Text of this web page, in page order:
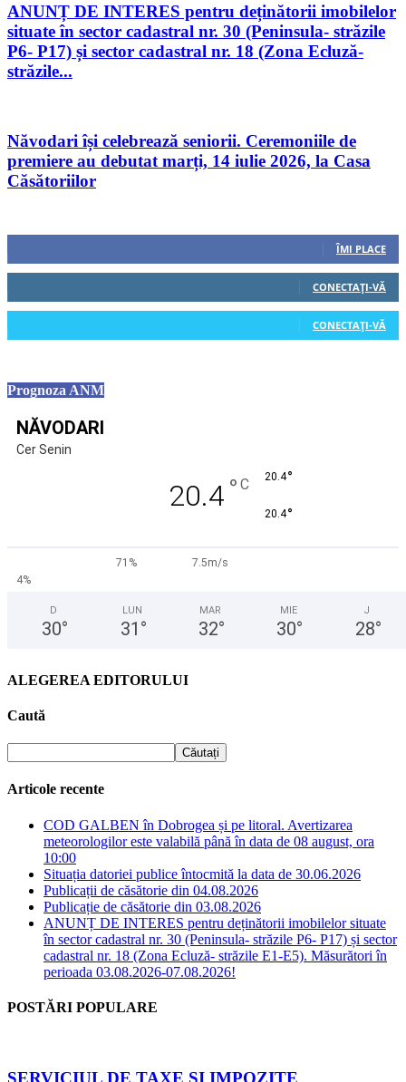
ANUNȚ DE INTERES pentru deținătorii imobilelor
situate în sector cadastral nr. 30 (Peninsula- străzile
P6- P17) și sector cadastral nr. 18 (Zona Ecluză-
străzile...
Năvodari își celebrează seniorii. Ceremoniile de
premiere au debutat marți, 14 iulie 2026, la Casa
Căsătoriilor
ÎMI PLACE
CONECTAȚI-VĂ
CONECTAȚI-VĂ
Prognoza ANM
NĂVODARI
Cer Senin
20.4 ° C 20.4°
20.4°
71%
7.5m/s
4%
D
30°
LUN
31 °
MAR
32°
MIE
30°
J
28°
ALEGEREA EDITORULUI
Caută
Articole recente
COD GALBEN în Dobrogea și pe litoral. Avertizarea
meteorologilor este valabilă până în data de 08 august, ora
10:00
Situația datoriei publice întocmită la data de 30.06.2026
Publicații de căsătorie din 04.08.2026
Publicație de căsătorie din 03.08.2026
ANUNȚ DE INTERES pentru deținătorii imobilelor situate
în sector cadastral nr. 30 (Peninsula- străzile P6- P17) și sector
cadastral nr. 18 (Zona Ecluză- străzile E1-E5). Măsurători în
perioada 03.08.2026-07.08.2026!
POSTĂRI POPULARE
SERVICIUL DE TAXE SI IMPOZITE